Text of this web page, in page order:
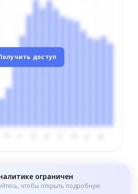
доступ
ограничен
чтобы открыть подробную